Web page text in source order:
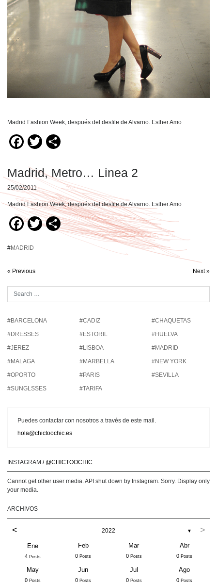
Madrid Fashion Week, después del desfile de Alvarno: Esther Amo
Facebook
Twitter
Madrid, Metro… Linea 2
25/02/2011
Madrid Fashion Week, después del desfile de Alvarno: Esther Amo
Facebook
TwitterCompartir
#MADRID
« Previous Next »
#BARCELONA #CADIZ
#CHAQUETAS
#DRESSES
#ESTORIL
#HUELVA
#JEREZ
#LISBOA
#MADRID
#MALAGA
#MARBELLA
#NEW YORK
#OPORTO
#PARIS
#SEVILLA
#SUNGLSSES
#TARIFA
Puedes contactar con nosotros a través de este mail.
hola@chictoochic.es
INSTAGRAM / @CHICTOOCHIC
Cannot get other user media. API shut down by Instagram. Sorry. Display only
your media.
ARCHIVOS
< 2022 ▼ >
Ene
4 Posts
Feb
0 Posts
Mar
0 Posts
Abr
0 Posts
May
0 Posts
Jun
0 Posts
Jul
0 Posts
Ago
0 Posts